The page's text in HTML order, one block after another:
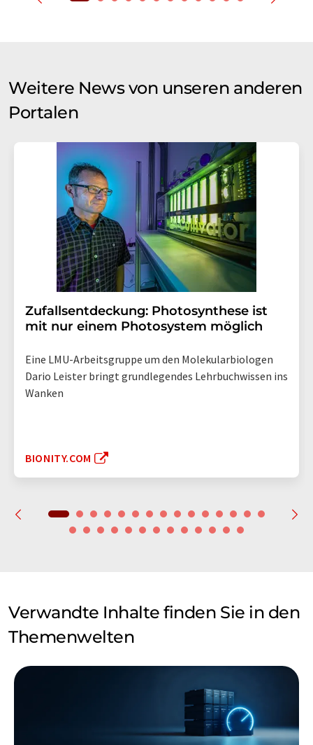
Weitere News von unseren anderen
Portalen
Zufallsentdeckung: Photosynthese ist
mit nur einem Photosystem möglich
Eine LMU-Arbeitsgruppe um den Molekularbiologen
Dario Leister bringt grundlegendes Lehrbuchwissen ins
Wanken
BIONITY.COM
Verwandte Inhalte finden Sie in den
Themenwelten